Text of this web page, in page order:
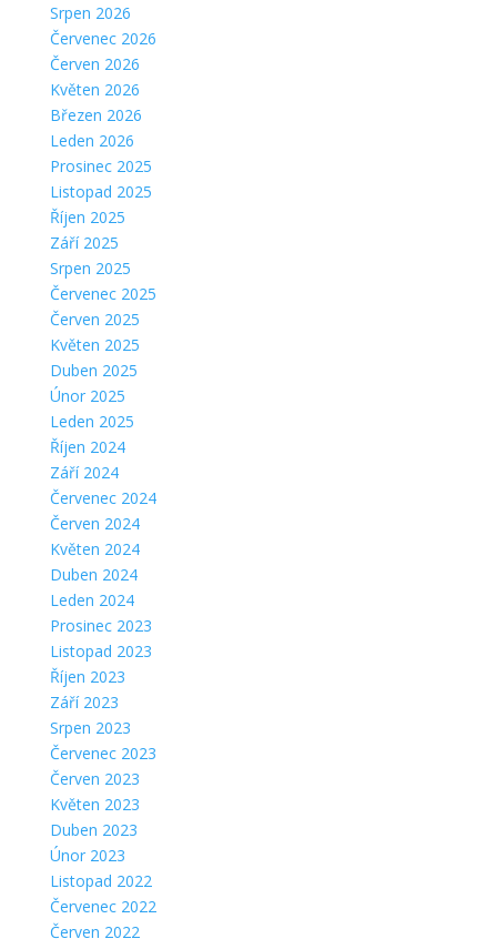
Srpen 2026
Červenec 2026
Červen 2026
Květen 2026
Březen 2026
Leden 2026
Prosinec 2025
Listopad 2025
Říjen 2025
Září 2025
Srpen 2025
Červenec 2025
Červen 2025
Květen 2025
Duben 2025
Únor 2025
Leden 2025
Říjen 2024
Září 2024
Červenec 2024
Červen 2024
Květen 2024
Duben 2024
Leden 2024
Prosinec 2023
Listopad 2023
Říjen 2023
Září 2023
Srpen 2023
Červenec 2023
Červen 2023
Květen 2023
Duben 2023
Únor 2023
Listopad 2022
Červenec 2022
Červen 2022